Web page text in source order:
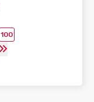
100